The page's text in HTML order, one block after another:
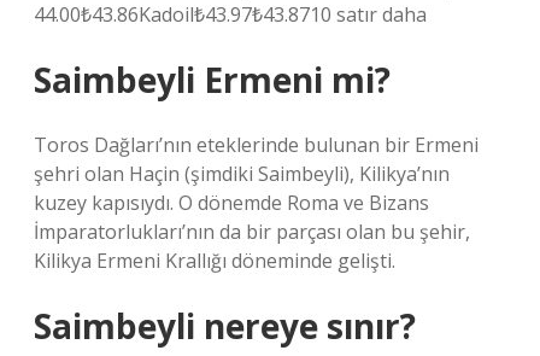
44.00₺43.86Kadoil₺43.97₺43.8710 satır daha
Saimbeyli Ermeni mi?
Toros Dağları’nın eteklerinde bulunan bir Ermeni
şehri olan Haçin (şimdiki Saimbeyli), Kilikya’nın
kuzey kapısıydı. O dönemde Roma ve Bizans
İmparatorlukları’nın da bir parçası olan bu şehir,
Kilikya Ermeni Krallığı döneminde gelişti.
Saimbeyli nereye sınır?